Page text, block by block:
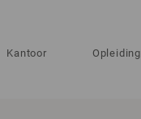
Kantoor Opleiding